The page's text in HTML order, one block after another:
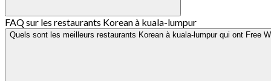
FAQ sur les restaurants Korean à kuala-lumpur
Quels sont les meilleurs restaurants Korean à kuala-lumpur qui ont Free